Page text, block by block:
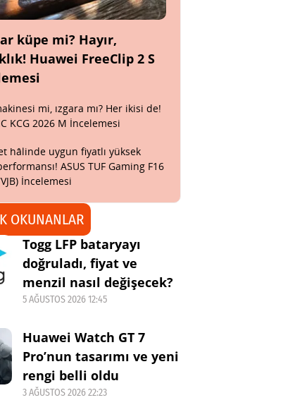
küpe mi? Hayır,
Huawei FreeClip 2 S
mi, ızgara mı? Her ikisi de!
KCG 2026 M İncelemesi
hâlinde uygun fiyatlı yüksek
ASUS TUF Gaming F16
İncelemesi
OKUNANLAR
Togg LFP bataryayı
doğruladı, fiyat ve
menzil nasıl değişecek?
5 AĞUSTOS 2026 12:45
Huawei Watch GT 7
Pro’nun tasarımı ve yeni
rengi belli oldu
3 AĞUSTOS 2026 22:23